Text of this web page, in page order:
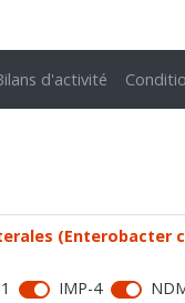
d'activité
(Enterobacter
IMP-4